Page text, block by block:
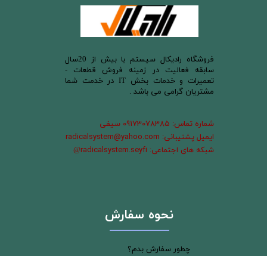
​فروشگاه رادیکال سیستم با بیش از 20سال
سابقه فعالیت در زمینه فروش قطعات -
تعمیرات و خدمات بخش IT در خدمت شما
مشتریان گرامی می باشد .
شماره تماس: 09173078385 سیفی
ایمیل پشتیبانی: radicalsystem@yahoo.com
شبکه های اجتماعی: radicalsystem.seyfi
@
نحوه سفارش
چطور سفارش بدم؟